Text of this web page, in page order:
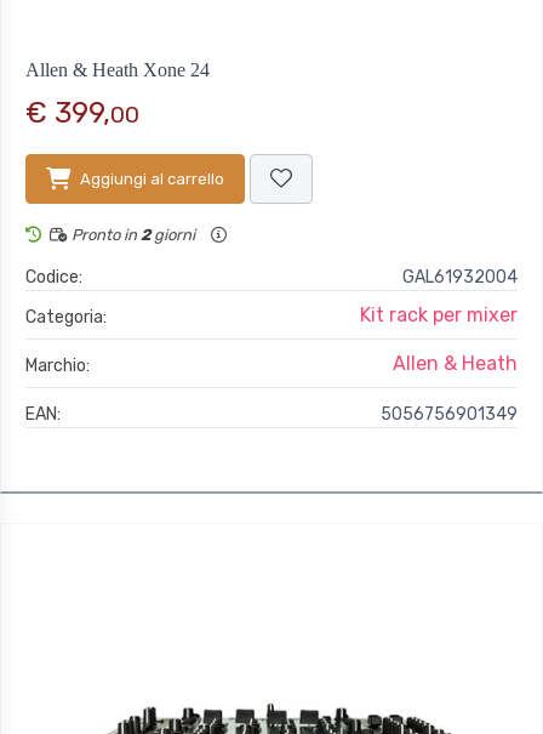
Allen & Heath Xone 24
€ 399,00
Aggiungi al carrello
Pronto in 2giorni
Codice:
GAL61932004
Categoria:
Kit rack per mixer
Marchio: Allen & Heath
EAN: 5056756901349